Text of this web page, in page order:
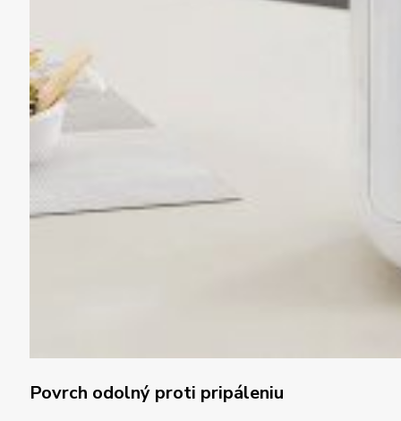
Povrch odolný proti pripáleniu